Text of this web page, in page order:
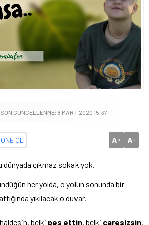
GÜNCELLENME: 8 MART 2020 15:37
OL A+ A-
çıkmaz sokak yok.
her yolda, o yolun sonunda bir
yıkılacak o duvar.
belki pes ettin, belki çaresizsin,